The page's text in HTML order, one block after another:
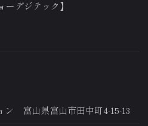
デジテック】
ン 富山県富山市田中町4-15-13